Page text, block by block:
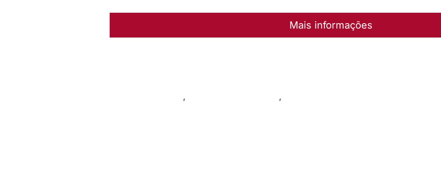
Mais informações
, ,